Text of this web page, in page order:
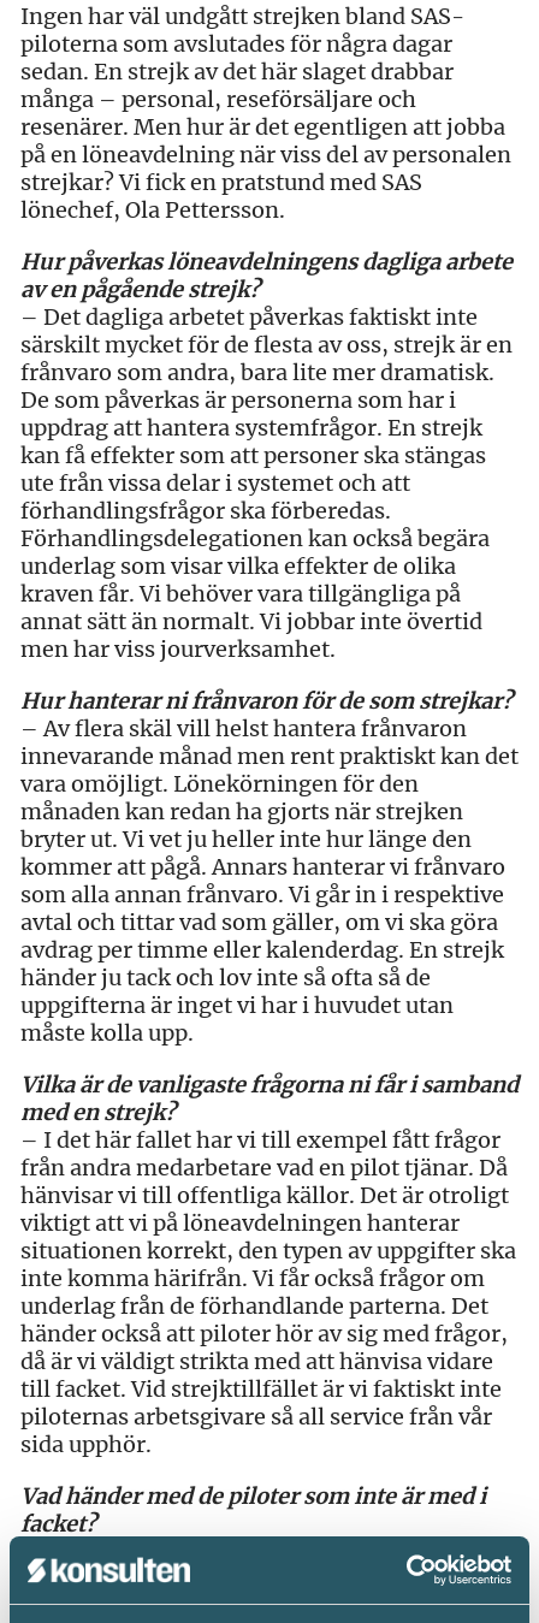
Ingen har väl undgått strejken bland SAS-
piloterna som avslutades för några dagar
sedan. En strejk av det här slaget drabbar
många – personal, reseförsäljare och
resenärer. Men hur är det egentligen att jobba
på en löneavdelning när viss del av personalen
strejkar? Vi fick en pratstund med SAS
lönechef, Ola Pettersson.
Hur påverkas löneavdelningens dagliga arbete
av en pågående strejk?
– Det dagliga arbetet påverkas faktiskt inte
särskilt mycket för de flesta av oss, strejk är en
frånvaro som andra, bara lite mer dramatisk.
De som påverkas är personerna som har i
uppdrag att hantera systemfrågor. En strejk
kan få effekter som att personer ska stängas
ute från vissa delar i systemet och att
förhandlingsfrågor ska förberedas.
Förhandlingsdelegationen kan också begära
underlag som visar vilka effekter de olika
kraven får. Vi behöver vara tillgängliga på
annat sätt än normalt. Vi jobbar inte övertid
men har viss jourverksamhet.
Hur hanterar ni frånvaron för de som strejkar?
– Av flera skäl vill helst hantera frånvaron
innevarande månad men rent praktiskt kan det
vara omöjligt. Lönekörningen för den
månaden kan redan ha gjorts när strejken
bryter ut. Vi vet ju heller inte hur länge den
kommer att pågå. Annars hanterar vi frånvaro
som alla annan frånvaro. Vi går in i respektive
avtal och tittar vad som gäller, om vi ska göra
avdrag per timme eller kalenderdag. En strejk
händer ju tack och lov inte så ofta så de
uppgifterna är inget vi har i huvudet utan
måste kolla upp.
Vilka är de vanligaste frågorna ni får i samband
med en strejk?
– I det här fallet har vi till exempel fått frågor
från andra medarbetare vad en pilot tjänar. Då
hänvisar vi till offentliga källor. Det är otroligt
viktigt att vi på löneavdelningen hanterar
situationen korrekt, den typen av uppgifter ska
inte komma härifrån. Vi får också frågor om
underlag från de förhandlande parterna. Det
händer också att piloter hör av sig med frågor,
då är vi väldigt strikta med att hänvisa vidare
till facket. Vid strejktillfället är vi faktiskt inte
piloternas arbetsgivare så all service från vår
sida upphör.
Vad händer med de piloter som inte är med i
facket?
– De jobbar enligt sitt ordinarie schema, vi får
dock inte planera om deras tid eller använda
dem mer än det som redan var planerat.